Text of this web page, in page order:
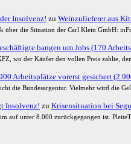
Insolvenz! zu Weinzulieferer aus
die Situation der Carl Klein GmbH:
bangen um Jobs (170
wo der Käufer den vollen Preis zahlte,
Arbeitsplätze vorerst gesichert
die Bundesargentur. Vielmehr wird die
Insolvenz! zu Krisensituation bei
auf unter 8.000 zurückgegangen ist.